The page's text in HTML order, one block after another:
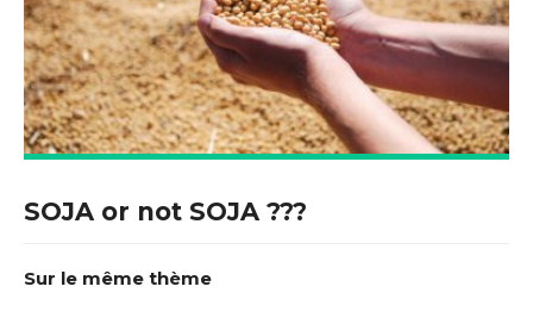
SOJA or not SOJA ???
Sur le même thème